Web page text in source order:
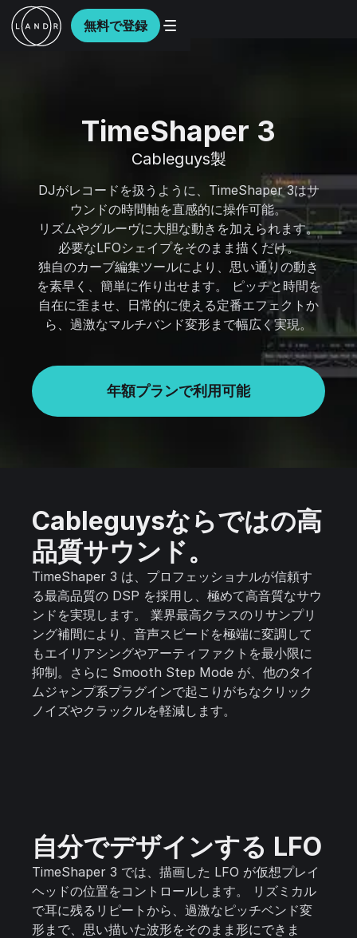
無料で登録
TimeShaper 3
Cableguys製
DJがレコードを扱うように、TimeShaper 3はサ
ウンドの時間軸を直感的に操作可能。
リズムやグルーヴに大胆な動きを加えられます。
必要なLFOシェイプをそのまま描くだけ。
独自のカーブ編集ツールにより、思い通りの動き
を素早く、簡単に作り出せます。 ピッチと時間を
自在に歪ませ、日常的に使える定番エフェクトか
ら、過激なマルチバンド変形まで幅広く実現。
年額プランで利用可能
Cableguysならではの高
品質サウンド。
TimeShaper 3 は、プロフェッショナルが信頼す
る最高品質の DSP を採用し、極めて高音質なサウ
ンドを実現します。 業界最高クラスのリサンプリ
ング補間により、音声スピードを極端に変調して
もエイリアシングやアーティファクトを最小限に
抑制。さらに Smooth Step Mode が、他のタイ
ムジャンプ系プラグインで起こりがちなクリック
ノイズやクラックルを軽減します。
自分でデザインする LFO
TimeShaper 3 では、描画した LFO が仮想プレイ
ヘッドの位置をコントロールします。 リズミカル
で耳に残るリピートから、過激なピッチベンド変
形まで、思い描いた波形をそのまま形にできま